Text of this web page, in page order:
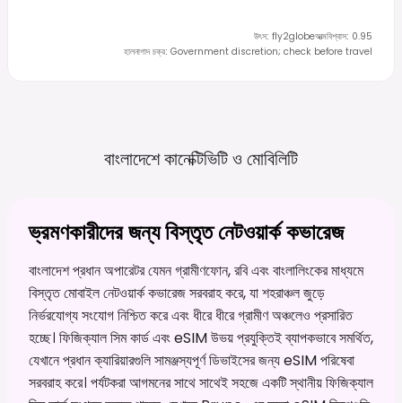
উৎস: fly2globeআত্মবিশ্বাস: 0.95
হালনাগাদ চক্র: Government discretion; check before travel
বাংলাদেশে কানেক্টিভিটি ও মোবিলিটি
ভ্রমণকারীদের জন্য বিস্তৃত নেটওয়ার্ক কভারেজ
বাংলাদেশ প্রধান অপারেটর যেমন গ্রামীণফোন, রবি এবং বাংলালিংকের মাধ্যমে
বিস্তৃত মোবাইল নেটওয়ার্ক কভারেজ সরবরাহ করে, যা শহরাঞ্চল জুড়ে
নির্ভরযোগ্য সংযোগ নিশ্চিত করে এবং ধীরে ধীরে গ্রামীণ অঞ্চলেও প্রসারিত
হচ্ছে। ফিজিক্যাল সিম কার্ড এবং eSIM উভয় প্রযুক্তিই ব্যাপকভাবে সমর্থিত,
যেখানে প্রধান ক্যারিয়ারগুলি সামঞ্জস্যপূর্ণ ডিভাইসের জন্য eSIM পরিষেবা
সরবরাহ করে। পর্যটকরা আগমনের সাথে সাথেই সহজে একটি স্থানীয় ফিজিক্যাল